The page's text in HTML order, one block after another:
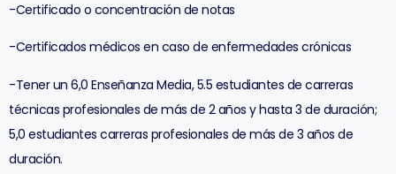
-Certificado o concentración de notas
-Certificados médicos en caso de enfermedades crónicas
-Tener un 6,0 Enseñanza Media, 5.5 estudiantes de carreras
técnicas profesionales de más de 2 años y hasta 3 de duración;
5,0 estudiantes carreras profesionales de más de 3 años de
duración.